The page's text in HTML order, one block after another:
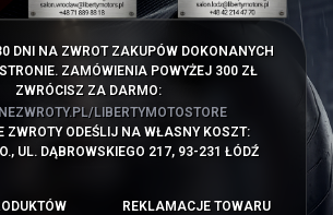
DNI NA ZWROT ZAKUPÓW DOKONANYCH
ZAMÓWIENIA POWYŻEJ 300 ZŁ
ZWRÓCISZ ZA DARMO:
LIBERTYMOTOSTORE
ZWROTY ODEŚLIJ NA WŁASNY KOSZT:
UL. DĄBROWSKIEGO 217, 93-231 ŁÓDŹ
REKLAMACJE TOWARU